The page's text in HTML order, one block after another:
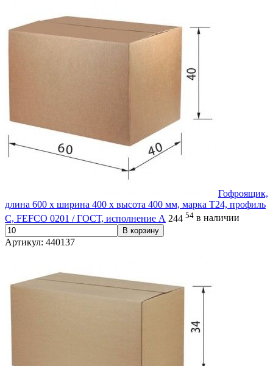
Гофроящик,
длина 600 х ширина 400 х высота 400 мм, марка Т24, профиль
С, FEFCO 0201 / ГОСТ, исполнение А 244 54 в наличии
В корзину
Артикул: 440137